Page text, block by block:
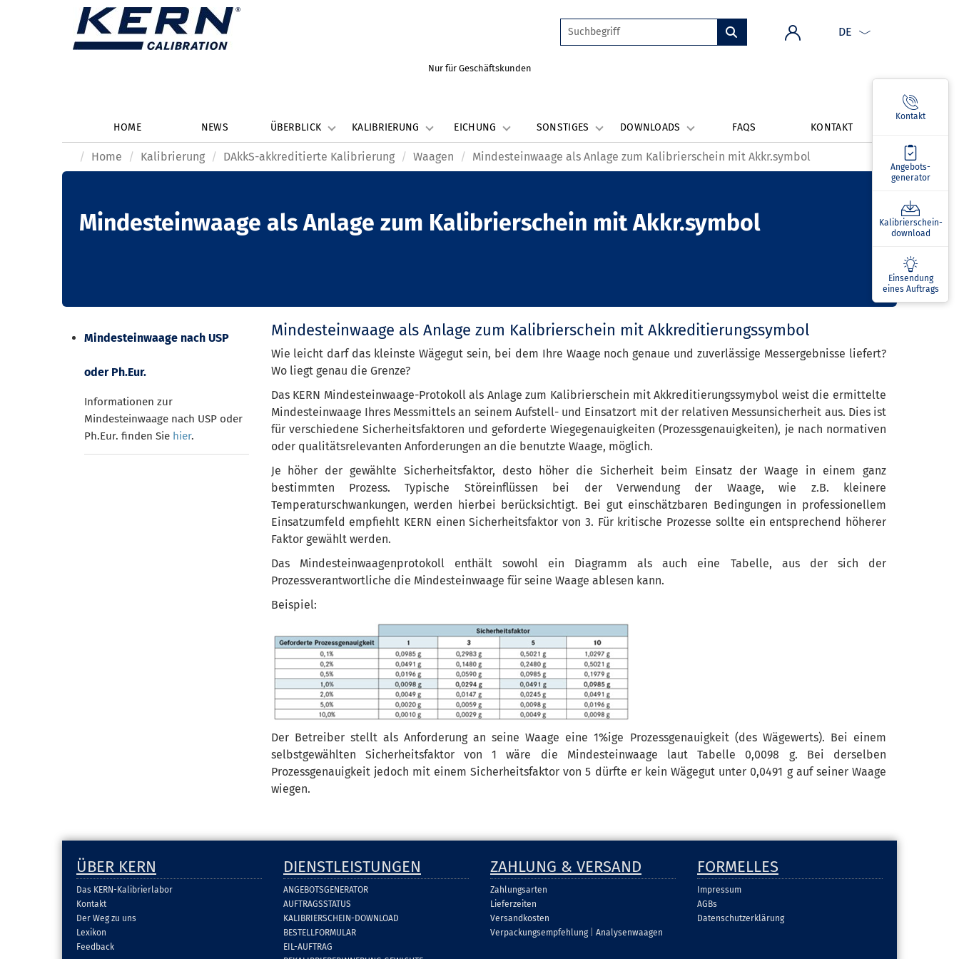
DE
Nur für Geschäftskunden
Kontakt
Angebots­
generator
Kalibrierschein­
download
Einsendung
eines Auftrags
HOME NEWS ÜBERBLICK KALIBRIERUNG EICHUNG SONSTIGES DOWNLOADS FAQS KONTAKT
Home Kalibrierung DAkkS-akkreditierte Kalibrierung Waagen Mindesteinwaage als Anlage zum Kalibrierschein mit Akkr.symbol
Mindesteinwaage als Anlage zum Kalibrierschein mit Akkr.symbol
Mindesteinwaage nach USP
oder Ph.Eur.
Informationen zur
Mindesteinwaage nach USP oder
Ph.Eur. finden Sie hier.
Mindesteinwaage als Anlage zum Kalibrierschein mit Akkreditierungssymbol
Wie leicht darf das kleinste Wägegut sein, bei dem Ihre Waage noch genaue und zuverlässige Messergebnisse liefert?
Wo liegt genau die Grenze?
Das KERN Mindesteinwaage-Protokoll als Anlage zum Kalibrierschein mit Akkreditierungssymybol weist die ermittelte
Mindesteinwaage Ihres Messmittels an seinem Aufstell- und Einsatzort mit der relativen Messunsicherheit aus. Dies ist
für verschiedene Sicherheitsfaktoren und geforderte Wiegegenauigkeiten (Prozessgenauigkeiten), je nach normativen
oder qualitätsrelevanten Anforderungen an die benutzte Waage, möglich.
Je höher der gewählte Sicherheitsfaktor, desto höher die Sicherheit beim Einsatz der Waage in einem ganz
bestimmten Prozess. Typische Störeinflüssen bei der Verwendung der Waage, wie z.B. kleinere
Temperaturschwankungen, werden hierbei berücksichtigt. Bei gut einschätzbaren Bedingungen in professionellem
Einsatzumfeld empfiehlt KERN einen Sicherheitsfaktor von 3. Für kritische Prozesse sollte ein entsprechend höherer
Faktor gewählt werden.
Das Mindesteinwaagenprotokoll enthält sowohl ein Diagramm als auch eine Tabelle, aus der sich der
Prozessverantwortliche die Mindesteinwaage für seine Waage ablesen kann.
Beispiel:
Der Betreiber stellt als Anforderung an seine Waage eine 1%ige Prozessgenauigkeit (des Wägewerts). Bei einem
selbstgewählten Sicherheitsfaktor von 1 wäre die Mindesteinwaage laut Tabelle 0,0098 g. Bei derselben
Prozessgenauigkeit jedoch mit einem Sicherheitsfaktor von 5 dürfte er kein Wägegut unter 0,0491 g auf seiner Waage
wiegen.
ÜBER KERN
Das KERN-Kalibrierlabor
Kontakt
Der Weg zu uns
Lexikon
Feedback
DIENSTLEISTUNGEN
ANGEBOTSGENERATOR
AUFTRAGSSTATUS
KALIBRIERSCHEIN-DOWNLOAD
BESTELLFORMULAR
EIL-AUFTRAG
ZAHLUNG & VERSAND
Zahlungsarten
Lieferzeiten
Versandkosten
Verpackungsempfehlung
Analysenwaagen
FORMELLES
Impressum
AGBs
Datenschutzerklärung